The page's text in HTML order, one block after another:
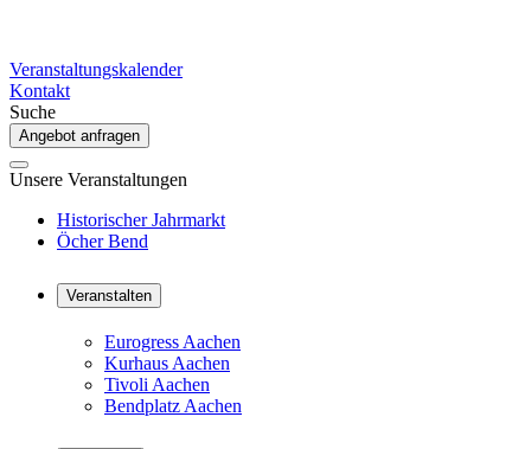
Veranstaltungskalender
Kontakt
Suche
Angebot anfragen
Unsere Veranstaltungen
Historischer Jahrmarkt
Öcher Bend
Veranstalten
Eurogress Aachen
Kurhaus Aachen
Tivoli Aachen
Bendplatz Aachen